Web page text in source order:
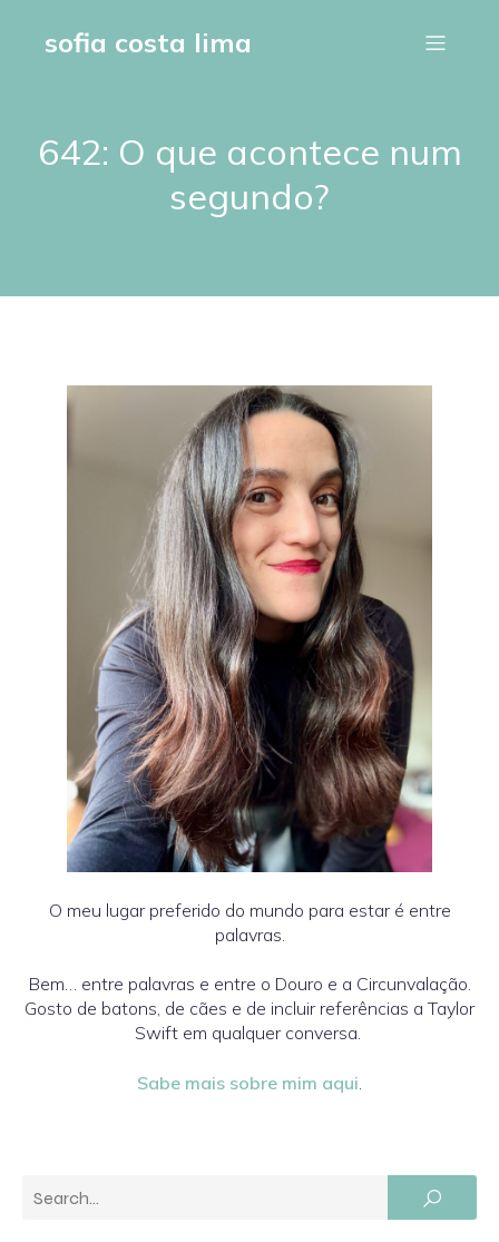
sofia costa lima
642: O que acontece num
segundo?
O meu lugar preferido do mundo para estar é entre
palavras.
Bem… entre palavras e entre o Douro e a Circunvalação.
Gosto de batons, de cães e de incluir referências a Taylor
Swift em qualquer conversa.
Sabe mais sobre mim aqui.